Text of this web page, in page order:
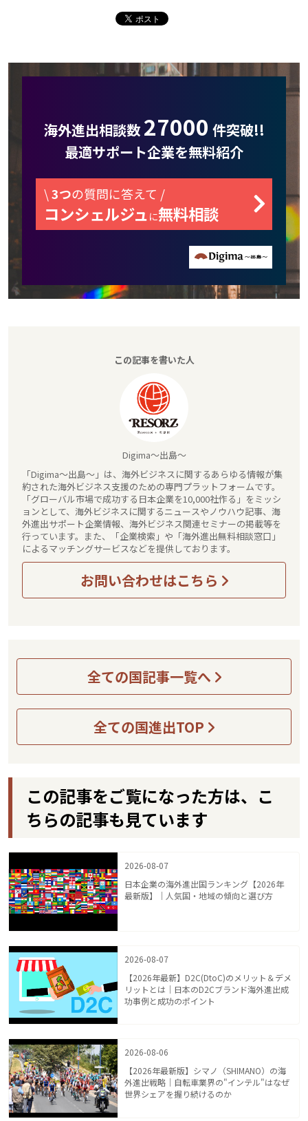
海外進出相談数 27000 件突破!!
最適サポート企業を無料紹介
\3つの質問に答えて /
コンシェルジュ に無料相談
この記事を書いた人
Digima～出島～
「Digima～出島～」は、海外ビジネスに関するあらゆる情報が集
約された海外ビジネス支援のための専門プラットフォームです。
「グローバル市場で成功する日本企業を10,000社作る」をミッシ
ョンとして、海外ビジネスに関するニュースやノウハウ記事、海
外進出サポート企業情報、海外ビジネス関連セミナーの掲載等を
行っています。また、「企業検索」や「海外進出無料相談窓口」
によるマッチングサービスなどを提供しております。
お問い合わせはこちら
全ての国記事一覧へ
全ての国進出TOP
この記事をご覧になった方は、こ
ちらの記事も見ています
2026-08-07
日本企業の海外進出国ランキング【2026年
最新版】｜人気国・地域の傾向と選び方
2026-08-07
【2026年最新】D2C(DtoC)のメリット＆デメ
リットとは｜日本のD2Cブランド海外進出成
功事例と成功のポイント
2026-08-06
【2026年最新版】シマノ（SHIMANO）の海
外進出戦略｜自転車業界の"インテル"はなぜ
世界シェアを握り続けるのか